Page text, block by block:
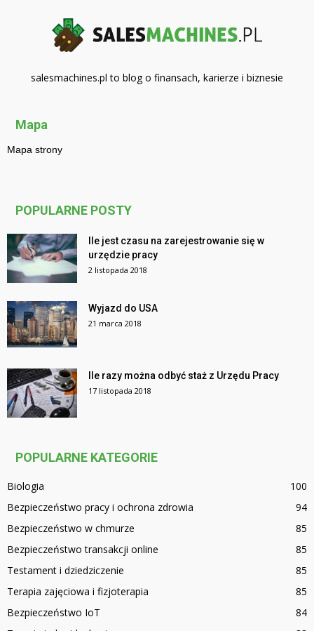
salesmachines.pl to blog o finansach, karierze i biznesie
Mapa
Mapa strony
POPULARNE POSTY
Ile jest czasu na zarejestrowanie się w
urzędzie pracy
2 listopada 2018
Wyjazd do USA
21 marca 2018
Ile razy można odbyć staż z Urzędu Pracy
17 listopada 2018
POPULARNE KATEGORIE
Biologia
100
Bezpieczeństwo pracy i ochrona zdrowia
94
Bezpieczeństwo w chmurze
85
Bezpieczeństwo transakcji online
85
Testament i dziedziczenie
85
Terapia zajęciowa i fizjoterapia
85
Bezpieczeństwo IoT
84